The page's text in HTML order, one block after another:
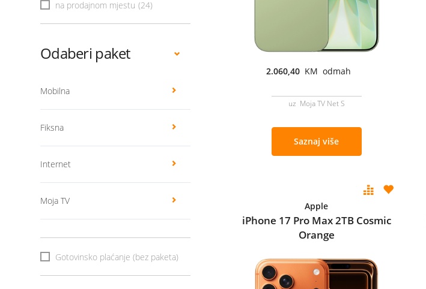
na prodajnom mjestu (24)
Odaberi paket
Mobilna
Fiksna
Internet
Moja TV
Gotovinsko plaćanje (bez paketa)
2.060,40 KM odmah
uz Moja TV Net S
Saznaj više
Apple
iPhone 17 Pro Max 2TB Cosmic
Orange